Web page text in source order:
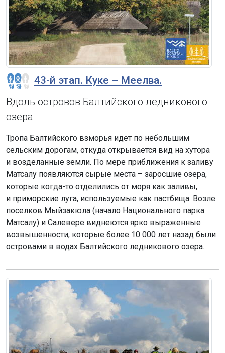
43-й этап. Куке – Меелва.
Вдоль островов Балтийского ледникового
озера
Тропа Балтийского взморья идет по небольшим
сельским дорогам, откуда открывается вид на хутора
и возделанные земли. По мере приближения к заливу
Матсалу появляются сырые места – заросшие озера,
которые когда-то отделились от моря как заливы,
и приморские луга, используемые как пастбища. Возле
поселков Мыйзакюла (начало Национального парка
Матсалу) и Салевере виднеются ярко выраженные
возвышенности, которые более 10 000 лет назад были
островами в водах Балтийского ледникового озера.